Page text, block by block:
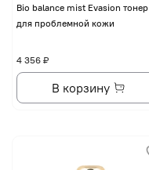
Bio balance mist Evasion тонер
для проблемной кожи
4 356 ₽
В корзину